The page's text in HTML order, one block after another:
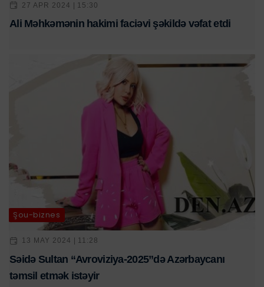
27 APR 2024 | 15:30
Ali Məhkəmənin hakimi faciəvi şəkildə vəfat etdi
Şou-biznes
13 MAY 2024 | 11:28
Səidə Sultan “Avroviziya-2025”də Azərbaycanı
təmsil etmək istəyir